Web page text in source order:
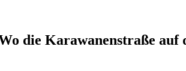
die Karawanenstraße auf